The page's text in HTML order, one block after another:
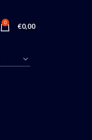
0 €0,00